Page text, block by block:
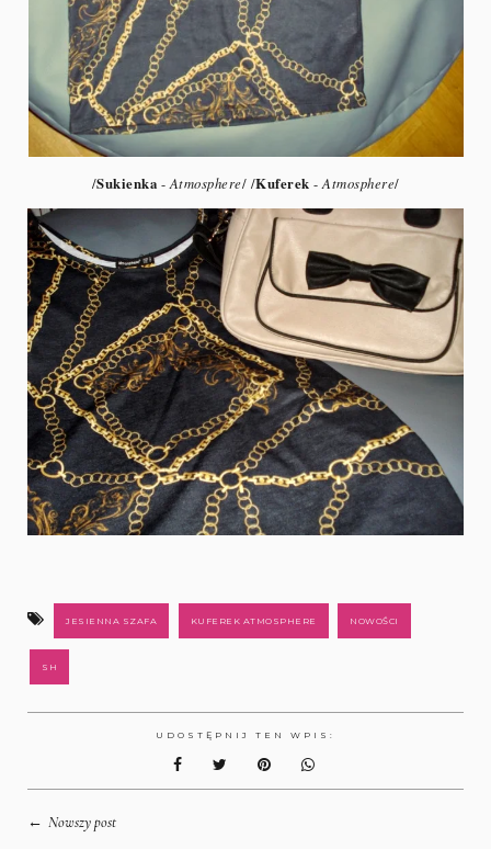
/Sukienka -Atmosphere/ /Kuferek -Atmosphere/
JESIENNA SZAFA KUFEREK ATMOSPHERE NOWOŚCI
SH
UDOSTĘPNIJ TEN WPIS:
←Nowszy post